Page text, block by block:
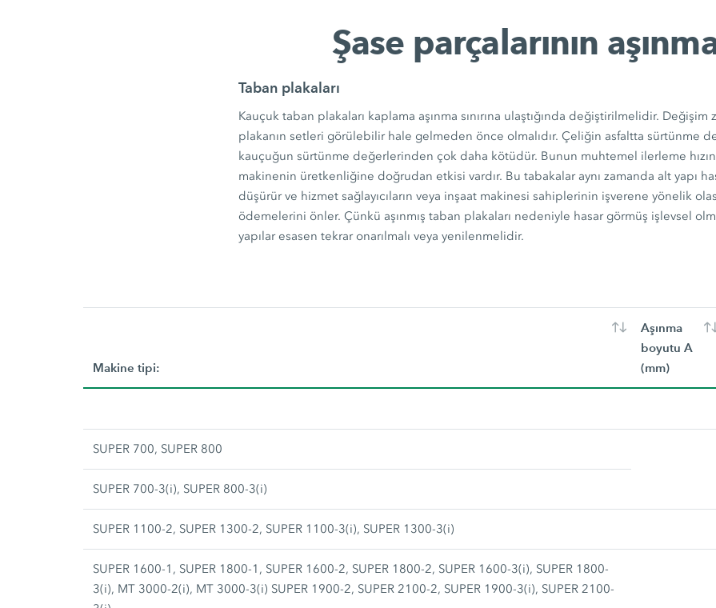
Şase parçalarının
Taban plakaları
Kauçuk taban plakaları kaplama aşınma sınırına ulaştığında değiştirilmelidir. Değişim
plakanın setleri görülebilir hale gelmeden önce olmalıdır. Çeliğin asfaltta sürtünme
kauçuğun sürtünme değerlerinden çok daha kötüdür. Bunun muhtemel ilerleme
makinenin üretkenliğine doğrudan etkisi vardır. Bu tabakalar aynı zamanda alt yapı
düşürür ve hizmet sağlayıcıların veya inşaat makinesi sahiplerinin işverene yönelik
ödemelerini önler. Çünkü aşınmış taban plakaları nedeniyle hasar görmüş işlevsel
yapılar esasen tekrar onarılmalı veya yenilenmelidir.
Makine tipi:
Aşınma
boyutu A
(mm)
SUPER 700, SUPER 800
SUPER 700-3(i), SUPER 800-3(i)
SUPER 1100-2, SUPER 1300-2, SUPER 1100-3(i), SUPER 1300-3(i)
SUPER 1600-1, SUPER 1800-1, SUPER 1600-2, SUPER 1800-2, SUPER 1600-3(i), SUPER 1800-
3(i), MT 3000-2(i), MT 3000-3(i) SUPER 1900-2, SUPER 2100-2, SUPER 1900-3(i), SUPER 2100-